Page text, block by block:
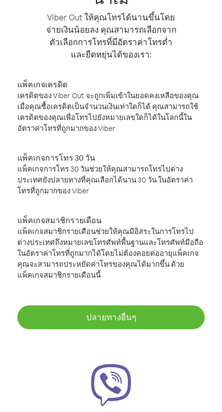
Viber Out ให้คุณโทรได้นานขึ้นโดย
จ่ายเงินน้อยลง คุณสามารถเลือกจาก
ตัวเลือกการโทรที่มีอัตราค่าโทรต่ำ
และยืดหยุ่นได้ของเรา:
แพ็คเกจเครดิต
เครดิตของ Viber Out จะถูกเพิ่มเข้าในยอดคงเหลือของคุณ
เมื่อคุณซื้อเครดิตเป็นจำนวนเงินเท่าใดก็ได้ คุณสามารถใช้
เครดิตของคุณเพื่อโทรไปยังหมายเลขใดก็ได้ในโลกนี้ใน
อัตราค่าโทรที่ถูกมากของ Viber
แพ็คเกจการโทร 30 วัน
แพ็คเกจการโทร 30 วันช่วยให้คุณสามารถโทรไปต่าง
ประเทศยังปลายทางที่คุณเลือกได้นาน 30 วัน ในอัตราค่า
โทรที่ถูกมากของ Viber
แพ็คเกจสมาชิกรายเดือน
แพ็คเกจสมาชิกรายเดือนช่วยให้คุณมีอิสระในการโทรไป
ต่างประเทศถึงหมายเลขโทรศัพท์พื้นฐานและโทรศัพท์มือถือ
ในอัตราค่าโทรที่ถูกมากได้โดยไม่ต้องคอยต่ออายุแพ็คเกจ
คุณจะสามารถประหยัดค่าโทรของคุณได้มากขึ้น ด้วย
แพ็คเกจสมาชิกรายเดือนนี้
ปลายทางอื่นๆ